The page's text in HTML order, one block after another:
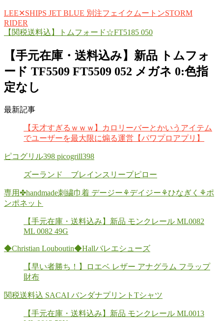
LEE✕SHIPS JET BLUE 別注フェイクムートンSTORM
RIDER
【関税送料込】トムフォード☆FT5185 050
【手元在庫・送料込み】新品 トムフォ
ード TF5509 FT5509 052 メガネ 0:色指
定なし
最新記事
【天才すぎるｗｗｗ】カロリーバーとかいうアイテム
でユーザーを最大限に煽る運営【パワプロアプリ】
ピコグリル398 picogrill398
ズーランド ブレインスリープピロー
専用✤handmade刺繍巾着 デージー⚘デイジー⚘ひなぎく⚘ポ
ンポネット
【手元在庫・送料込み】新品 モンクレール ML0082
ML 0082 49G
◆Christian Louboutin◆Hallバレエシューズ
【早い者勝ち！】ロエベ レザー アナグラム フラップ
財布
関税送料込 SACAI バンダナプリントTシャツ
【手元在庫・送料込み】新品 モンクレール ML0013